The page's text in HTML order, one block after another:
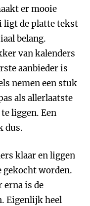
er mooie
ligt de platte tekst
belang.
van kalenders
aanbieder is
nemen een stuk
als allerlaatste
liggen. Een
dus.
klaar en liggen
worden.
erna is de
Eigenlijk heel